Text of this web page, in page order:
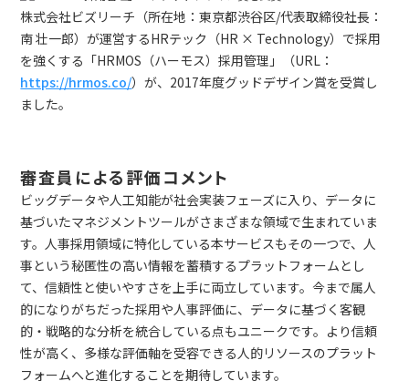
株式会社ビズリーチ（所在地：東京都渋谷区/代表取締役社長：
南 壮一郎）が運営するHRテック（HR × Technology）で採用
を強くする「HRMOS（ハーモス）採用管理」（URL：
https://hrmos.co/）が、2017年度グッドデザイン賞を受賞し
ました。
審査員による評価コメント
ビッグデータや人工知能が社会実装フェーズに入り、データに
基づいたマネジメントツールがさまざまな領域で生まれていま
す。人事採用領域に特化している本サービスもその一つで、人
事という秘匿性の高い情報を蓄積するプラットフォームとし
て、信頼性と使いやすさを上手に両立しています。今まで属人
的になりがちだった採用や人事評価に、データに基づく客観
的・戦略的な分析を統合している点もユニークです。より信頼
性が高く、多様な評価軸を受容できる人的リソースのプラット
フォームへと進化することを期待しています。